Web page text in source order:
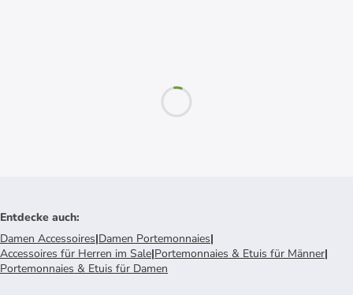
Entdecke auch:
Damen Accessoires|Damen Portemonnaies|
Accessoires für Herren im Sale|Portemonnaies & Etuis für Männer|
Portemonnaies & Etuis für Damen